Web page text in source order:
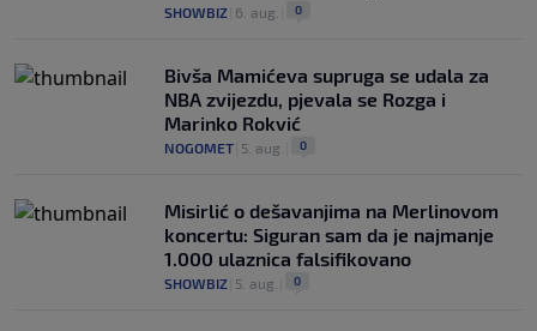
SHOWBIZ 6. aug. 0
Bivša Mamićeva supruga se udala za
NBA zvijezdu, pjevala se Rozga i
Marinko Rokvić
NOGOMET 5. aug. 0
Misirlić o dešavanjima na Merlinovom
koncertu: Siguran sam da je najmanje
1.000 ulaznica falsifikovano
SHOWBIZ 5. aug. 0